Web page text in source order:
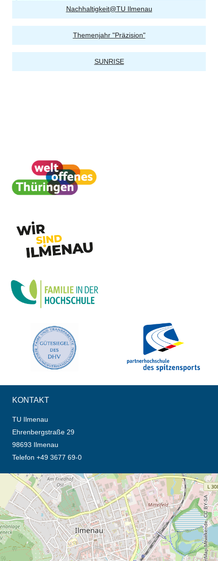
Nachhaltigkeit@TU Ilmenau
Themenjahr "Präzision"
SUNRISE
KONTAKT
TU Ilmenau
Ehrenbergstraße 29
98693 Ilmenau
Telefon +49 3677 69-0
Öffnet die Anfahrtsbeschreibung in neuem Tab (Karte)
© OpenStreetMap-Mitwirkende, CC BY-SA